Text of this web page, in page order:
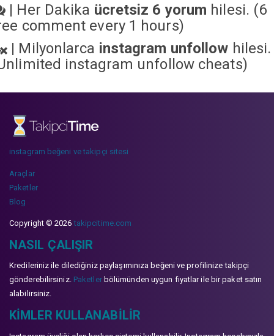
| Her Dakika ücretsiz 6 yorum hilesi. (6
comment every 1 hours)
| Milyonlarca instagram unfollow hilesi.
instagram unfollow cheats)
instagram beğeni ve takipçi sitesi
Araçlar
Paketler
Blog
Copyright © 2026takipcitime.com
NASIL ÇALIŞIR
Kredileriniz ile dilediğiniz paylaşımınıza beğeni ve profilinize takipçi
gönderebilirsiniz. Paketlerbölümünden uygun fiyatlar ile bir paket satın
alabilirsiniz.
KIMLER KULLANABILIR